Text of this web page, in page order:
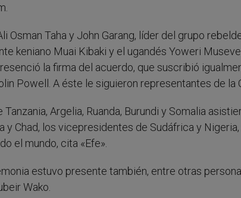
Osman Taha y John Garang, líder del grupo
keniano Muai Kibaki y el ugandés Yoweri
la firma del acuerdo, que suscribió
Powell. A éste le siguieron representantes de la
Argelia, Ruanda, Burundi y Somalia
y Chad, los vicepresidentes de Sudáfrica y
el mundo, cita «Efe».
estuvo presente también, entre otras
Wako.